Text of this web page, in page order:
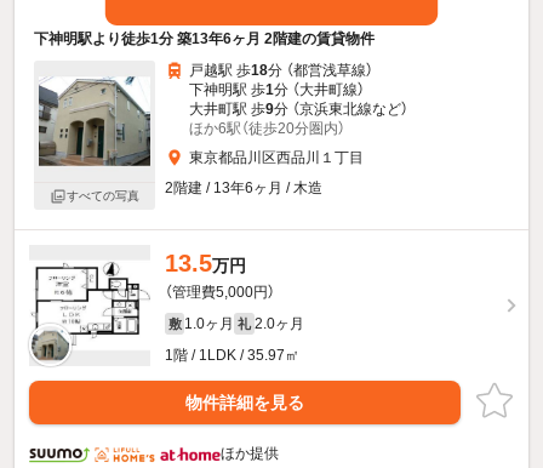
下神明駅より徒歩1分 築13年6ヶ月 2階建の賃貸物件
すべての写真
戸越駅 歩18分 （都営浅草線）
下神明駅 歩1分 （大井町線）
大井町駅 歩9分 （京浜東北線など）
ほか6駅（徒歩20分圏内）
東京都品川区西品川１丁目
2階建 / 13年6ヶ月 / 木造
13.5万円
（管理費5,000円）
敷 1.0ヶ月 礼 2.0ヶ月
1階 / 1LDK / 35.97㎡
物件詳細を見る
ほか提供